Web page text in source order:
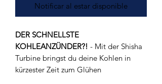
Notificar al estar disponible
DER SCHNELLSTE
KOHLEANZÜNDER?! - Mit der Shisha
Turbine bringst du deine Kohlen in
kürzester Zeit zum Glühen